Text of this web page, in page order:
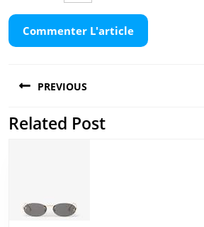
de
l’article
PREVIOUS
Previous
Related Post